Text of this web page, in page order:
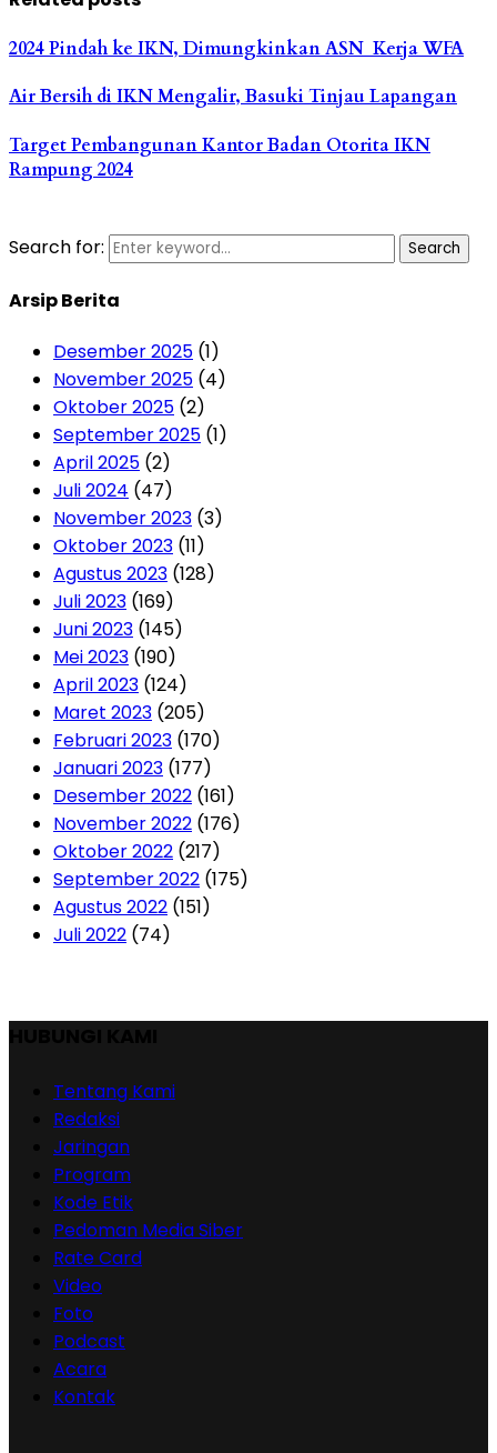
2024 Pindah ke IKN, Dimungkinkan ASN Kerja WFA
Air Bersih di IKN Mengalir, Basuki Tinjau Lapangan
Target Pembangunan Kantor Badan Otorita IKN
Rampung 2024
Search for: Search
Arsip Berita
Desember 2025 (1)
November 2025 (4)
Oktober 2025 (2)
September 2025 (1)
April 2025 (2)
Juli 2024 (47)
November 2023 (3)
Oktober 2023 (11)
Agustus 2023 (128)
Juli 2023 (169)
Juni 2023 (145)
Mei 2023 (190)
April 2023 (124)
Maret 2023 (205)
Februari 2023 (170)
Januari 2023 (177)
Desember 2022 (161)
November 2022 (176)
Oktober 2022 (217)
September 2022 (175)
Agustus 2022 (151)
Juli 2022 (74)
Tentang Kami
Redaksi
Jaringan
Program
Kode Etik
Pedoman Media Siber
Rate Card
Video
Foto
Podcast
Acara
Kontak